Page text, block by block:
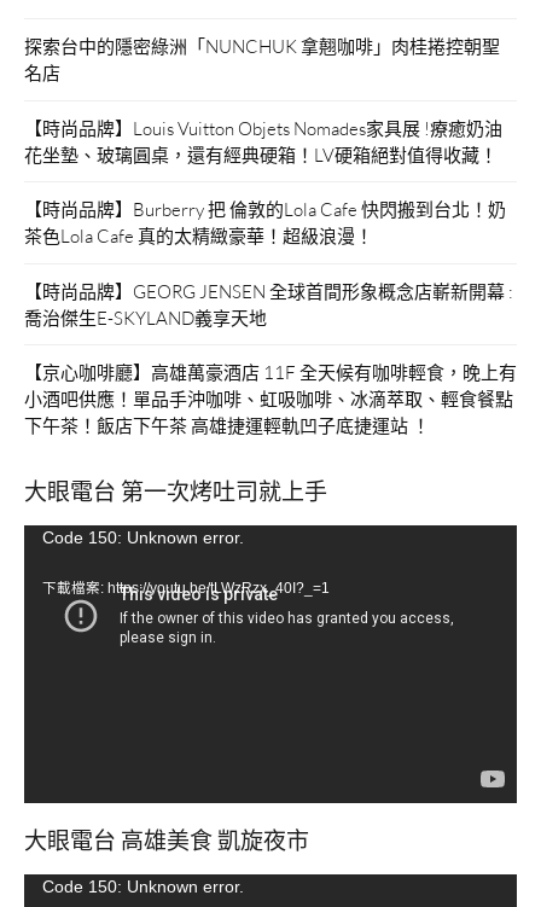
探索台中的隱密綠洲「NUNCHUK 拿翹咖啡」肉桂捲控朝聖
名店
【時尚品牌】Louis Vuitton Objets Nomades家具展 !療癒奶油
花坐墊、玻璃圓桌，還有經典硬箱！LV硬箱絕對值得收藏！
【時尚品牌】Burberry 把 倫敦的Lola Cafe 快閃搬到台北！奶
茶色Lola Cafe 真的太精緻豪華！超級浪漫！
【時尚品牌】GEORG JENSEN 全球首間形象概念店嶄新開幕 :
喬治傑生E-SKYLAND義享天地
【京心咖啡廳】高雄萬豪酒店 11F 全天候有咖啡輕食，晚上有
小酒吧供應！單品手沖咖啡、虹吸咖啡、冰滴萃取、輕食餐點
下午茶！飯店下午茶 高雄捷運輕軌凹子底捷運站 ！
大眼電台 第一次烤吐司就上手
視Code 150: Unknown error.
下載檔案: https://youtu.be/tLWzRzx_40I?_=1
大眼電台 高雄美食 凱旋夜市
視Code 150: Unknown error.